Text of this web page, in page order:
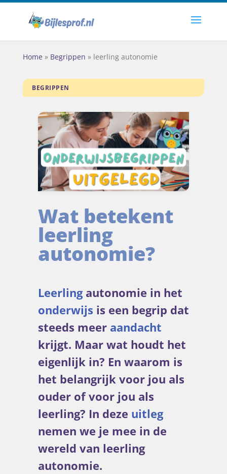
Home » Begrippen » leerling autonomie
BEGRIPPEN
Wat betekent
leerling
autonomie?
Leerlingautonomie in het
onderwijs is een begrip dat
steeds meer aandacht
krijgt. Maar wat houdt het
eigenlijk in? En waarom is
het belangrijk voor jou als
ouder of voor jou als
leerling? In deze uitleg
nemen we je mee in de
wereld van leerling
autonomie.